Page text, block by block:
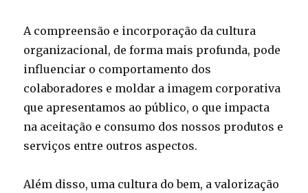
A compreensão e incorporação da cultura
organizacional, de forma mais profunda, pode
influenciar o comportamento dos
colaboradores e moldar a imagem corporativa
que apresentamos ao público, o que impacta
na aceitação e consumo dos nossos produtos e
serviços entre outros aspectos.
Além disso, uma cultura do bem, a valorização